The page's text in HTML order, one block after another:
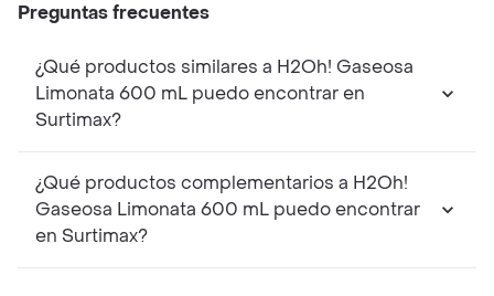
Preguntas frecuentes
¿Qué productos similares a H2Oh! Gaseosa
Limonata 600 mL puedo encontrar en
Surtimax?
¿Qué productos complementarios a H2Oh!
Gaseosa Limonata 600 mL puedo encontrar
en Surtimax?